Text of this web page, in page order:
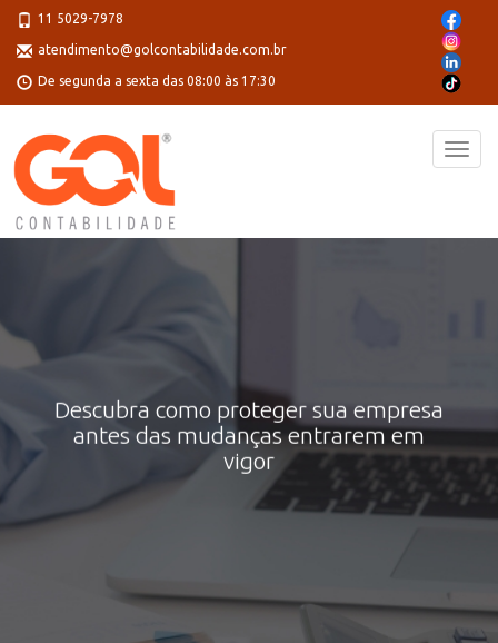
11 5029-7978
atendimento@golcontabilidade.com.br
De segunda a sexta das 08:00 às 17:30
Sua empresa está
preparada para a Reforma
Tributária?
Descubra como proteger sua empresa
antes das mudanças entrarem em
vigor